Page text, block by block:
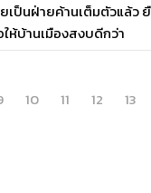
เป็นฝ่ายค้านเต็มตัวแล้
ห้บ้านเมืองสงบดีกว่า
10 11 12 13